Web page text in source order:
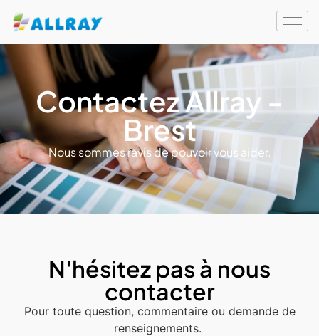
Contactez Allray -
Brest
Nous sommes ravis de pouvoir vous aider.
N'hésitez pas à nous
contacter
Pour toute question, commentaire ou demande de
renseignements.